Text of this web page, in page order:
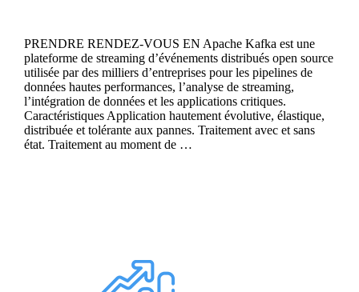
PRENDRE RENDEZ-VOUS EN Apache Kafka est une
plateforme de streaming d’événements distribués open source
utilisée par des milliers d’entreprises pour les pipelines de
données hautes performances, l’analyse de streaming,
l’intégration de données et les applications critiques.
Caractéristiques Application hautement évolutive, élastique,
distribuée et tolérante aux pannes. Traitement avec et sans
état. Traitement au moment de …